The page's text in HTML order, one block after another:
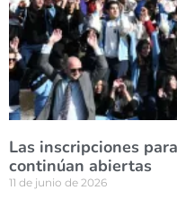
Las inscripciones
continúan abiertas
11 de junio de 2026